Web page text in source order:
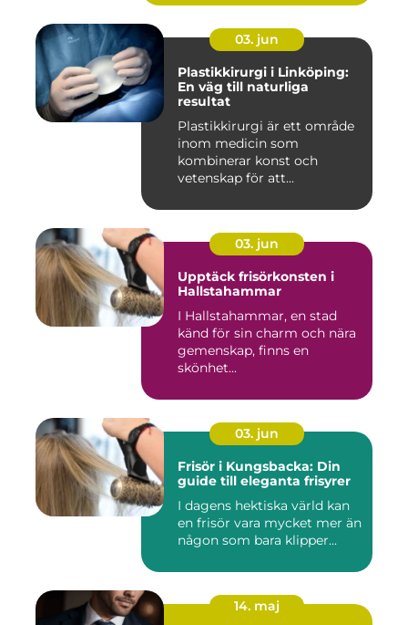
03. jun
Plastikkirurgi i Linköping:
En väg till naturliga
resultat
Plastikkirurgi är ett område
inom medicin som
kombinerar konst och
vetenskap för att...
03. jun
Upptäck frisörkonsten i
Hallstahammar
I Hallstahammar, en stad
känd för sin charm och nära
gemenskap, finns en
skönhet...
03. jun
Frisör i Kungsbacka: Din
guide till eleganta frisyrer
I dagens hektiska värld kan
en frisör vara mycket mer än
någon som bara klipper...
14. maj